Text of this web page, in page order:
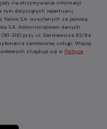
na otrzymywanie informacji
tym dotyczących repertuaru,
S.A. wysyłanych za pomocą
S.A. Administratorem danych
318) przy ul. Sienkiewicza 82/84.
zamówionej usługi. Więcej
znajduje się w Polityce